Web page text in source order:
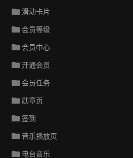
滑动卡片
会员等级
会员中心
开通会员
会员任务
勋章页
签到
音乐播放页
电台音乐